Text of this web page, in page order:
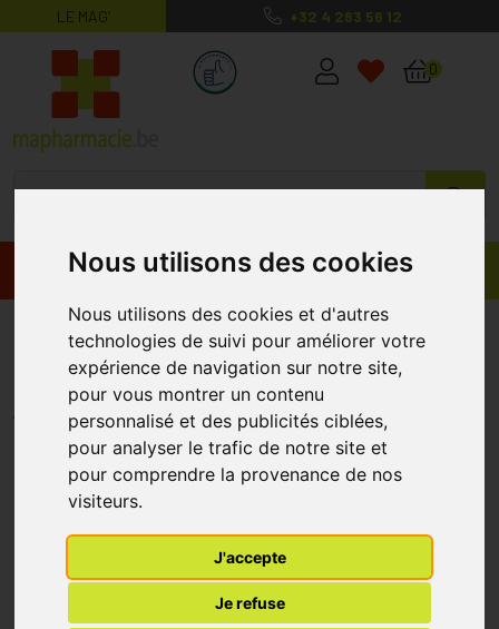
Nous utilisons des cookies
Nous utilisons des cookies et d'autres
technologies de suivi pour améliorer votre
expérience de navigation sur notre site,
pour vous montrer un contenu
personnalisé et des publicités ciblées,
pour analyser le trafic de notre site et
pour comprendre la provenance de nos
visiteurs.
J'accepte
Je refuse
LE MAG’ +32 4 263 56 12
MaPharmacie.be ma santé, mes
0
Promos Produits
Fresubin Db Crème Abricot-
pêche Pot 4x125gr
FRESUBIN